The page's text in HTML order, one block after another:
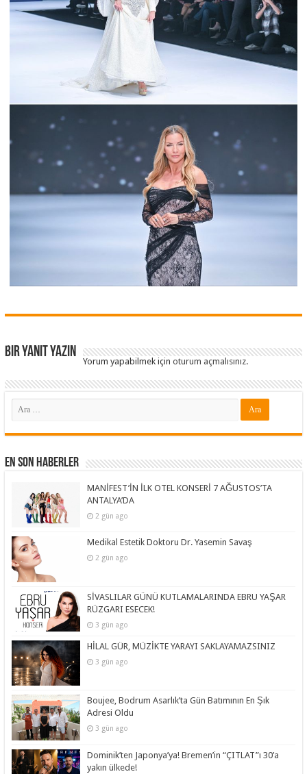
Bir yanıt yazın
Yorum yapabilmek içinoturum açmalısınız.
En Son Haberler
MANİFEST’İN İLK OTEL KONSERİ 7 AĞUSTOS’TA
ANTALYA’DA
2 gün ago
Medikal Estetik Doktoru Dr. Yasemin Savaş
2 gün ago
SİVASLILAR GÜNÜ KUTLAMALARINDA EBRU YAŞAR
RÜZGARI ESECEK!
3 gün ago
HİLAL GÜR, MÜZİKTE YARAYI SAKLAYAMAZSINIZ
3 gün ago
Boujee, Bodrum Asarlık’ta Gün Batımının En Şık
Adresi Oldu
3 gün ago
Dominik’ten Japonya’ya! Bremen’in “ÇITLAT”ı 30’a
yakın ülkede!